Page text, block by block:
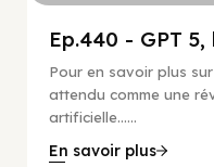
Ep.440 - GPT
Pour en savoir plus
attendu comme une
artificielle…...
En savoir plus